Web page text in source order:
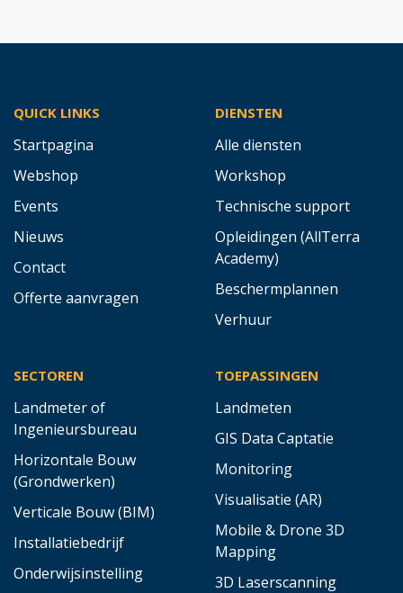
QUICK LINKS
Startpagina
Webshop
Events
Nieuws
Contact
Offerte aanvragen
DIENSTEN
Alle diensten
Workshop
Technische support
Opleidingen (AllTerra
Academy)
Beschermplannen
Verhuur
SECTOREN
Landmeter of
Ingenieursbureau
Horizontale Bouw
(Grondwerken)
Verticale Bouw (BIM)
Installatiebedrijf
Onderwijsinstelling
TOEPASSINGEN
Landmeten
GIS Data Captatie
Monitoring
Visualisatie (AR)
Mobile & Drone 3D
Mapping
3D Laserscanning